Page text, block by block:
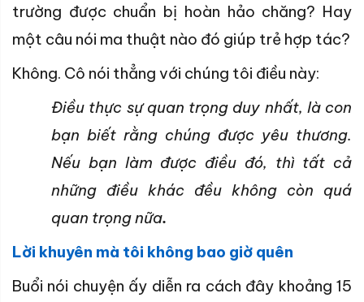
trường được chuẩn bị hoàn hảo chăng? Hay
một câu nói ma thuật nào đó giúp trẻ hợp tác?
Không. Cô nói thẳng với chúng tôi điều này:
Điều thực sự quan trọng duy nhất, là con
bạn biết rằng chúng được yêu thương.
Nếu bạn làm được điều đó, thì tất cả
những điều khác đều không còn quá
quan trọng nữa.
Lời khuyên mà tôi không bao giờ quên
Buổi nói chuyện ấy diễn ra cách đây khoảng 15